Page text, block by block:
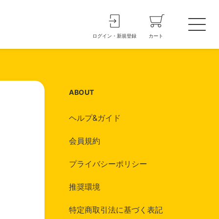
ログイン・新規登録 カート
ABOUT
ヘルプ&ガイド
会員規約
プライバシーポリシー
推奨環境
特定商取引法に基づく表記